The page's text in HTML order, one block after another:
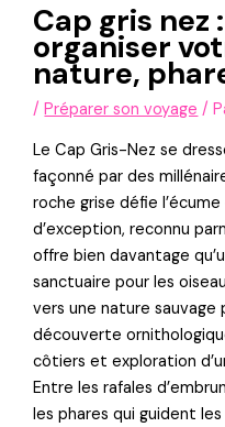
Cap gris nez
organiser
nature,
/Préparer son voyage /
Le Cap Gris-Nez se
façonné par des
roche grise défie
d’exception, reconnu
offre bien davantage
sanctuaire pour les
vers une nature sauvage
découverte
côtiers et exploration
Entre les rafales
les phares qui guident